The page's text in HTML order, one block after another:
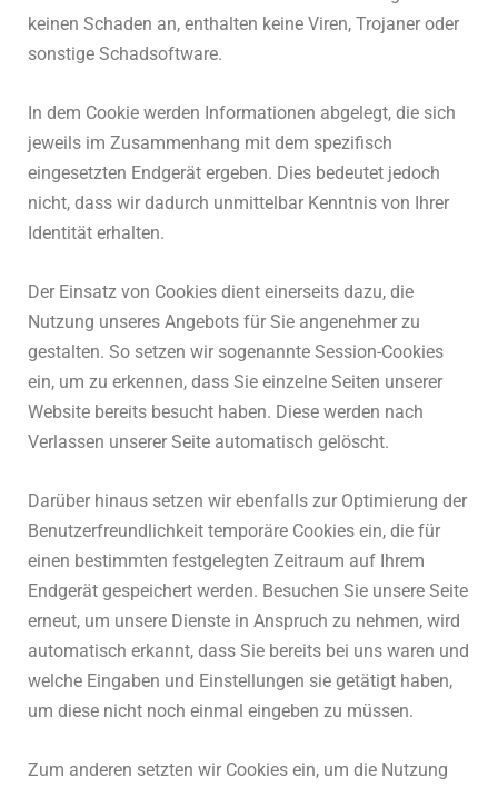
keinen Schaden an, enthalten keine Viren, Trojaner oder
sonstige Schadsoftware.
In dem Cookie werden Informationen abgelegt, die sich
jeweils im Zusammenhang mit dem spezifisch
eingesetzten Endgerät ergeben. Dies bedeutet jedoch
nicht, dass wir dadurch unmittelbar Kenntnis von Ihrer
Identität erhalten.
Der Einsatz von Cookies dient einerseits dazu, die
Nutzung unseres Angebots für Sie angenehmer zu
gestalten. So setzen wir sogenannte Session-Cookies
ein, um zu erkennen, dass Sie einzelne Seiten unserer
Website bereits besucht haben. Diese werden nach
Verlassen unserer Seite automatisch gelöscht.
Darüber hinaus setzen wir ebenfalls zur Optimierung der
Benutzerfreundlichkeit temporäre Cookies ein, die für
einen bestimmten festgelegten Zeitraum auf Ihrem
Endgerät gespeichert werden. Besuchen Sie unsere Seite
erneut, um unsere Dienste in Anspruch zu nehmen, wird
automatisch erkannt, dass Sie bereits bei uns waren und
welche Eingaben und Einstellungen sie getätigt haben,
um diese nicht noch einmal eingeben zu müssen.
Zum anderen setzten wir Cookies ein, um die Nutzung